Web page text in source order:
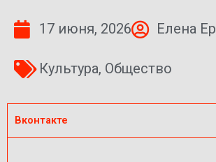
17 июня, 2026 Елена
Культура, Общество
Вконтакте